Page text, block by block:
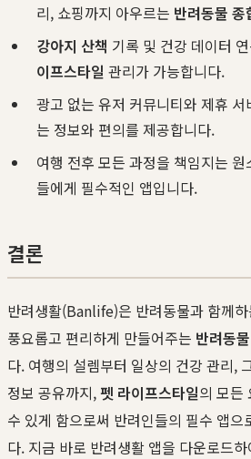
리, 쇼핑까지 아우르는 반려동물 종
강아지 산책 기록 및 건강 데이터
이프스타일 관리가 가능합니다.
광고 없는 유저 커뮤니티와 제휴
는 정보와 편의를 제공합니다.
여행 전후 모든 과정을 책임지는
들에게 필수적인 앱입니다.
결론
반려생활(Banlife)은 반려동물과 함께
풍요롭고 편리하게 만들어주는 반려동
다. 여행의 설렘부터 일상의 건강 관리,
정보 공유까지,펫 라이프스타일의 모든
수 있게 함으로써 반려인들의 필수 앱으
다. 지금 바로 반려생활 앱을 다운로드